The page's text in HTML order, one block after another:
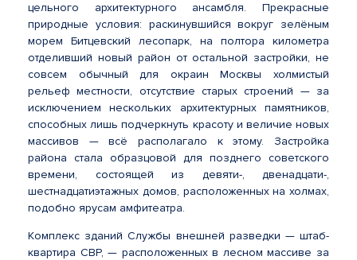
цельного архитектурного ансамбля. Прекрасные
природные условия: раскинувшийся вокруг зелёным
морем Битцевский лесопарк, на полтора километра
отделивший новый район от остальной застройки, не
совсем обычный для окраин Москвы холмистый
рельеф местности, отсутствие старых строений — за
исключением нескольких архитектурных памятников,
способных лишь подчеркнуть красоту и величие новых
массивов — всё располагало к этому. Застройка
района стала образцовой для позднего советского
времени, состоящей из девяти-, двенадцати-,
шестнадцатиэтажных домов, расположенных на холмах,
подобно ярусам амфитеатра.
Комплекс зданий Службы внешней разведки — штаб-
квартира СВР, — расположенных в лесном массиве за